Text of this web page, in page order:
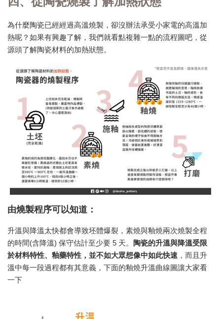
為什麼陶瓷已經經過高溫燒製，卻沒辦法承受小家電的高溫加
熱呢？如果有興趣了解，我們就看點複雜一點的流程圖吧，從
源頭了解陶瓷材料的加熱狀態。
由燒製程序可以知道：
升溫與降溫太快都會導致坯體爆裂，素燒與釉燒兩次燒製全程
的時間(含降溫) 保守估計至少要 5 天。
陶瓷的升溫與降溫受限
於材料特性、釉藥特性，並不如大眾想像中如此快速 ，而且升
溫中每一段過程都有其意義，下面的釉燒升溫曲線圖讓大家看
一下